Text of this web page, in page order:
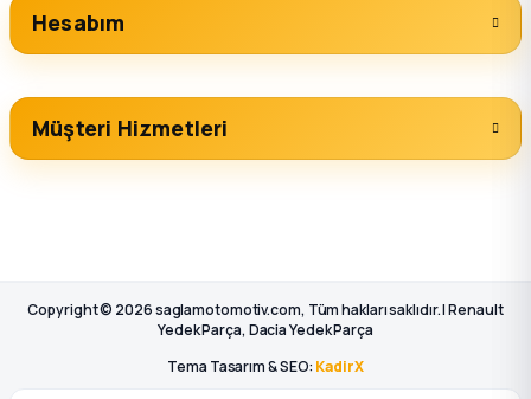
Hesabım
Müşteri Hizmetleri
Copyright © 2026 saglamotomotiv.com, Tüm hakları saklıdır. | Renault
Yedek Parça, Dacia Yedek Parça
Tema Tasarım & SEO: KadirX